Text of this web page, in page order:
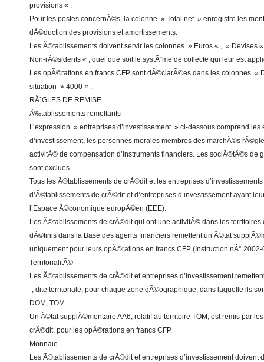
provisions « .
Pour les postes concernÃ©s, la colonne » Total net » enregistre les
dÃ©duction des provisions et amortissements.
Les Ã©tablissements doivent servir les colonnes » Euros « , » Devises
Non-rÃ©sidents « , quel que soit le systÃ¨me de collecte qui leur est
Les opÃ©rations en francs CFP sont dÃ©clarÃ©es dans les colonnes »
situation » 4000 « .
RÃˆGLES DE REMISE
Ã‰tablissements remettants
L’expression » entreprises d’investissement » ci-dessous comprend les
d’investissement, les personnes morales membres des marchÃ©s
activitÃ© de compensation d’instruments financiers. Les sociÃ©tÃ©s de
sont exclues.
Tous les Ã©tablissements de crÃ©dit et les entreprises
d’Ã©tablissements de crÃ©dit et d’entreprises d’investissement ayant
l’Espace Ã©conomique europÃ©en (EEE).
Les Ã©tablissements de crÃ©dit qui ont une activitÃ© dans les territoires
dÃ©finis dans la Base des agents financiers remettent un Ã©tat
uniquement pour leurs opÃ©rations en francs CFP (Instruction nÂ° 2002-
TerritorialitÃ©
Les Ã©tablissements de crÃ©dit et entreprises d’investissement
-, dite territoriale, pour chaque zone gÃ©ographique, dans laquelle ils
DOM, TOM.
Un Ã©tat supplÃ©mentaire AA6, relatif au territoire TOM, est remis par
crÃ©dit, pour les opÃ©rations en francs CFP.
Monnaie
Les Ã©tablissements de crÃ©dit et entreprises d’investissement doivent